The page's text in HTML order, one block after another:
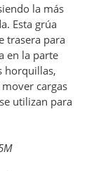
la más
Esta grúa
trasera para
en la parte
horquillas,
cargas
utilizan para